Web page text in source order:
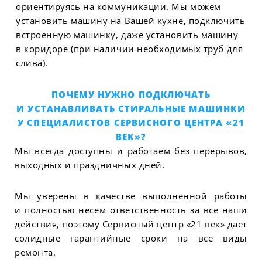
ориентируясь на коммуникации. Мы можем
установить машину на Вашей кухне, подключить
встроенную машинку, даже установить машину
в коридоре (при наличии необходимых труб для
слива).
ПОЧЕМУ НУЖНО ПОДКЛЮЧАТЬ
И УСТАНАВЛИВАТЬ СТИРАЛЬНЫЕ МАШИНКИ
У СПЕЦИАЛИСТОВ СЕРВИСНОГО ЦЕНТРА «21
ВЕК»?
Мы всегда доступны и работаем без перерывов,
выходных и праздничных дней.
Мы уверены в качестве выполненной работы
и полностью несем ответственность за все наши
действия, поэтому Сервисный центр «21 век» дает
солидные гарантийные сроки на все виды
ремонта.